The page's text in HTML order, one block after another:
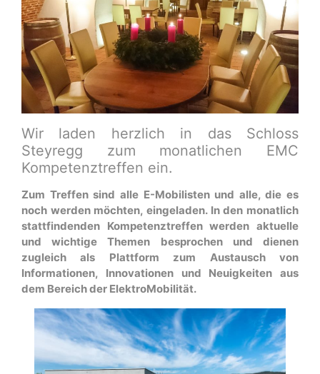
Wir laden herzlich in das Schloss
Steyregg zum monatlichen EMC
Kompetenztreffen ein.
Zum Treffen sind alle E-Mobilisten und alle, die es
noch werden möchten, eingeladen. In den monatlich
stattfindenden Kompetenztreffen werden aktuelle
und wichtige Themen besprochen und dienen
zugleich als Plattform zum Austausch von
Informationen, Innovationen und Neuigkeiten aus
dem Bereich der ElektroMobilität.